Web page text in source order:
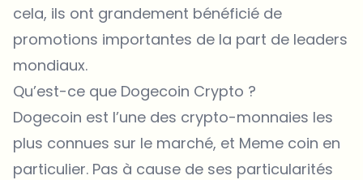
cela, ils ont grandement bénéficié de
promotions importantes de la part de leaders
mondiaux.
Qu’est-ce que Dogecoin Crypto ?
Dogecoin est l’une des crypto-monnaies les
plus connues sur le marché, et Meme coin en
particulier. Pas à cause de ses particularités